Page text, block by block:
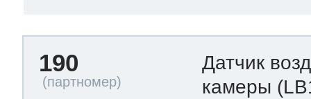
190
Датчик
камеры